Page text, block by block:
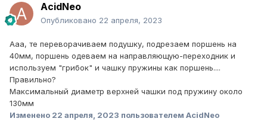
AcidNeo
Опубликовано 22 апреля, 2023
Ааа, те переворачиваем подушку, подрезаем поршень на
40мм, поршень одеваем на направляющую-переходник и
используем "грибок" и чашку пружины как поршень....
Правильно?
Максимальный диаметр верхней чашки под пружину около
130мм
Изменено 22 апреля, 2023 пользователем AcidNeo